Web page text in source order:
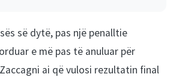
së dytë, pas një penalltie
e më pas të anuluar për
ai që vulosi rezultatin final